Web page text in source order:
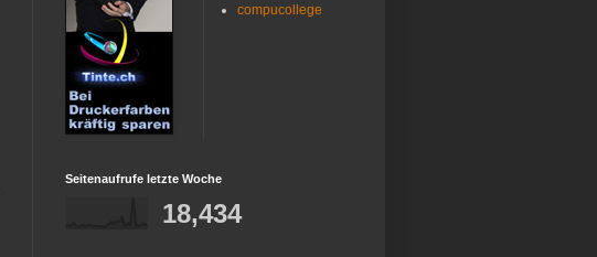
compucollege
Seitenaufrufe letzte Woche
18,434